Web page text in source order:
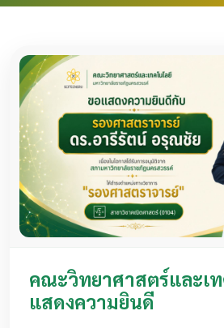
คณะวิทยาศาสตร์และเ
แสดงความยินดี